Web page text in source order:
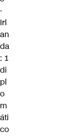
·
Irl
an
da
: 1
di
pl
o
m
áti
co